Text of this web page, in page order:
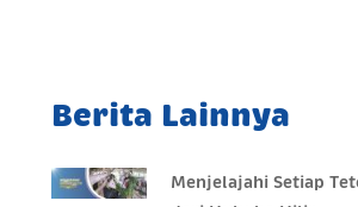
Berita Lainnya
Menjelajahi Setiap